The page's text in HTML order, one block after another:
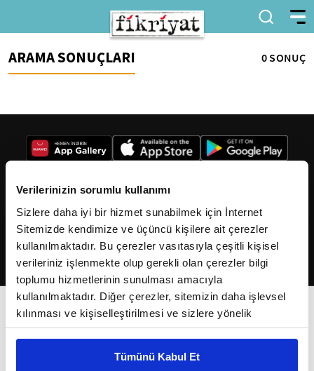
Verilerinizin sorumlu kullanımı
Sizlere daha iyi bir hizmet sunabilmek için İnternet
Sitemizde kendimize ve üçüncü kişilere ait çerezler
kullanılmaktadır. Bu çerezler vasıtasıyla çeşitli kişisel
verileriniz işlenmekte olup gerekli olan çerezler bilgi
toplumu hizmetlerinin sunulması amacıyla
kullanılmaktadır. Diğer çerezler, sitemizin daha işlevsel
kılınması ve kişiselleştirilmesi ve sizlere yönelik
reklam/pazarlama faaliyetlerinin yapılması, amaçlarıyla
Çerezlere ilişkin tercihlerinizi çerez paneli vasıtasıyla
Tümünü Kabul Et
ARAMA SONUÇLARI 0 SONUÇ
2026Fikriyat. Tüm hakları saklıdır.